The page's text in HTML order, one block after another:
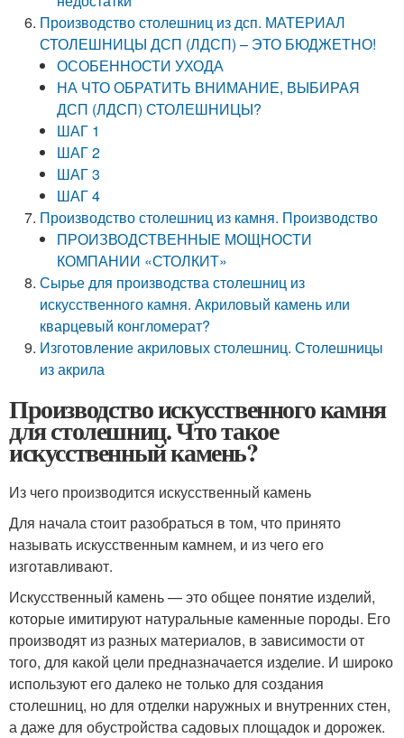
Производство столешниц из дсп. МАТЕРИАЛ
СТОЛЕШНИЦЫ ДСП (ЛДСП) – ЭТО БЮДЖЕТНО!
ОСОБЕННОСТИ УХОДА
НА ЧТО ОБРАТИТЬ ВНИМАНИЕ, ВЫБИРАЯ
ДСП (ЛДСП) СТОЛЕШНИЦЫ?
ШАГ 1
ШАГ 2
ШАГ 3
ШАГ 4
Производство столешниц из камня. Производство
ПРОИЗВОДСТВЕННЫЕ МОЩНОСТИ
КОМПАНИИ «СТОЛКИТ»
Сырье для производства столешниц из
искусственного камня. Акриловый камень или
кварцевый конгломерат?
Изготовление акриловых столешниц. Столешницы
из акрила
Производство искусственного камня
для столешниц. Что такое
искусственный камень?
Из чего производится искусственный камень
Для начала стоит разобраться в том, что принято
называть искусственным камнем, и из чего его
изготавливают.
Искусственный камень — это общее понятие изделий,
которые имитируют натуральные каменные породы. Его
производят из разных материалов, в зависимости от
того, для какой цели предназначается изделие. И широко
используют его далеко не только для создания
столешниц, но для отделки наружных и внутренних стен,
а даже для обустройства садовых площадок и дорожек.